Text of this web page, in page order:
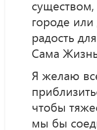
городе
радость
Сама
Я желаю
чтобы
мы бы